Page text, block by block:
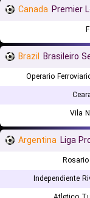
Canada Premier
Brazil Brasileiro
Operario
Vila
Argentina Liga
Independiente